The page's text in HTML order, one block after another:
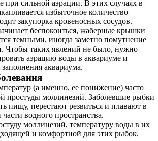
при сильной аэрации. В этих случаях в
избыточное количество
закупорка кровеносных сосудов.
беспокоиться, жаберные крышки
темными, иногда заметно помутнение
Чтобы таких явлений не было, нужно
аэрацию воды в аквариуме и
заполнения аквариума.
(а именно, ее понижение) часто
простуды моллинезий. Заболевшие рыбки
пищу, перестают резвиться и плавают в
водного пространства.
моллинезий, температуру воды в их
и комфортной для этих рыбок.